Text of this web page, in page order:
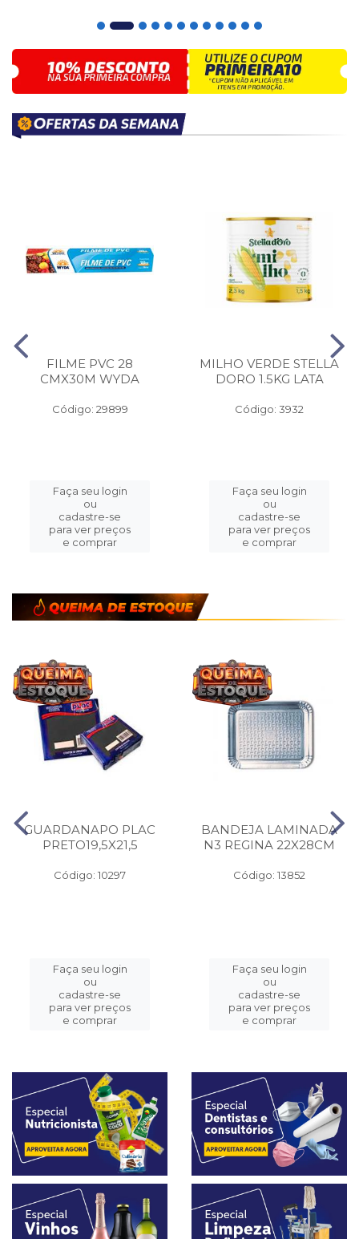
FILME PVC 28
CMX30M WYDA
Código: 29899
Faça seu login
ou
cadastre-se
para ver preços
e comprar
MILHO VERDE STELLA
DORO 1.5KG LATA
Código: 3932
Faça seu login
ou
cadastre-se
para ver preços
e comprar
GUARDANAPO PLAC
PRETO19,5X21,5
Código: 10297
Faça seu login
ou
cadastre-se
para ver preços
e comprar
BANDEJA LAMINADA
N3 REGINA 22X28CM
Código: 13852
Faça seu login
ou
cadastre-se
para ver preços
e comprar